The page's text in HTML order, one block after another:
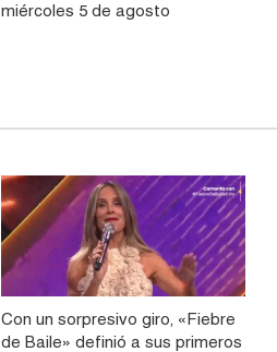
miércoles 5 de agosto
Con un sorpresivo giro, «Fiebre
de Baile» definió a sus primeros